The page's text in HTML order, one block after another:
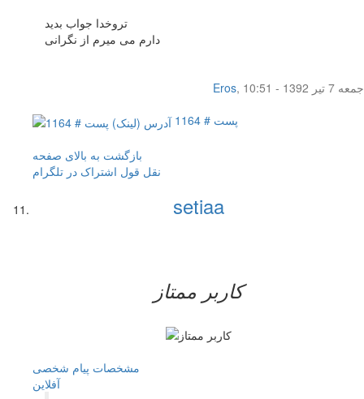
تروخدا جواب بدید
دارم می میرم از نگرانی
Eros,
جمعه 7 تیر 1392 - 10:51
پست # 1164
بازگشت به بالای صفحه
نقل قول اشتراک در تلگرام
setiaa
کاربر ممتاز
مشخصات پیام شخصی
آفلاين